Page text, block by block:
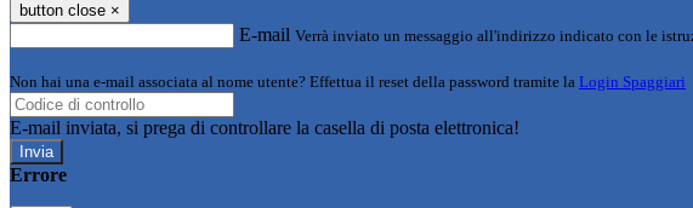
button close ×
E-mail Verrà inviato un messaggio all'indirizzo indicato con le
Non hai una e-mail associata al nome utente? Effettua il reset della password tramite la Login Spaggiari
E-mail inviata, si prega di controllare la casella di posta elettronica!
Errore